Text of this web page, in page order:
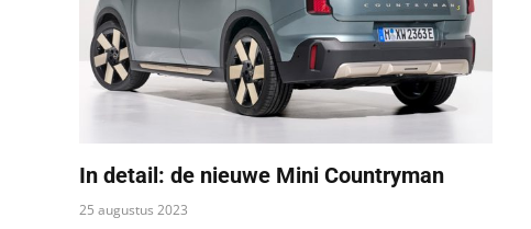
In detail: de nieuwe Mini Countryman
25 augustus 2023